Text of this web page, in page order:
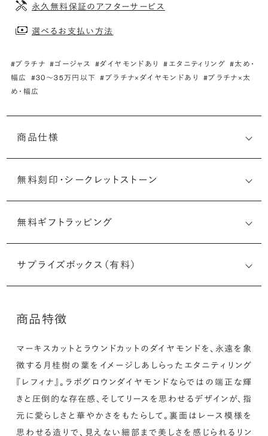
永久無料保証のアフターサービス
選べるお支払い方法
#プラチナ #ゴージャス #ダイヤモンドあり #エタニティリング #太め・
幅広
#30〜35万円以下 #プラチナ×ダイヤモンドあり
#プラチナ×太
め・幅広
商品仕様
いデザインがございます。詳細はお問い合
わせください
アフターサービス詳細
無料刻印・ シークレットストーン
刻印メッセージ：半角英数字20文字まで刻印可能
ルなメッセージを無料で刻印することができます。注文前だ
けでなく購入後の刻印も、リングに初めて施す初回の刻印
が異なる場合があります。詳細は「商品仕様」欄をご確認く
詳しく見る
シークレットストーン：指輪の内側に留める宝石のこ
と
無料ギフトラッピング
サプライズボックス（有料）
商品特徴
マーキスカットとラウンドカットのダイヤモンドを、永遠を象
徴する月桂樹の葉をイメージしあしらったエタニティリング
『レフィナ』。ラボグロウンダイヤモンドならではの端正な輝
きと圧倒的な存在感、そしてリースを思わせるデザインが、指
元に愛らしさと華やかさをもたらして。裏面はレース模様を
思わせる造りで、見えない細部まで美しさを感じられるリン